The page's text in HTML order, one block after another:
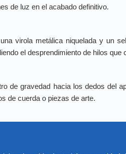
de luz en el acabado definitivo.
virola metálica niquelada y un
el desprendimiento de hilos que
de gravedad hacia los dedos del
de cuerda o piezas de arte.